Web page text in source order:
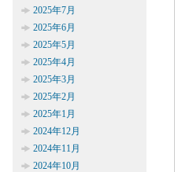
2025年7月
2025年6月
2025年5月
2025年4月
2025年3月
2025年2月
2025年1月
2024年12月
2024年11月
2024年10月